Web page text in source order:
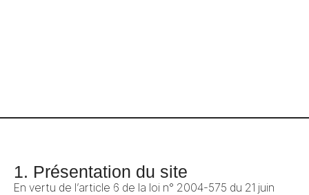
1. Présentation du site
En vertu de l’article 6 de la loi n° 2004-575 du 21 juin